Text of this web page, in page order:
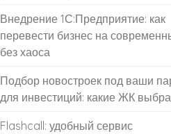
Внедрение 1С:Предприятие: как
перевести бизнес на
без хаоса
Подбор новостроек под ваши
для инвестиций: какие ЖК
Flashcall: удобный сервис